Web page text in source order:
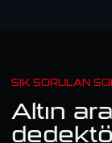
SIK SORULAN
Altın